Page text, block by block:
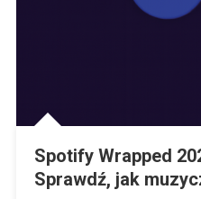
Spotify Wrapped
Sprawdź, jak